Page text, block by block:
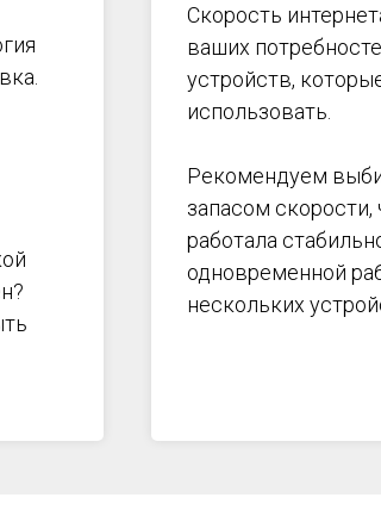
Скорость
ваших
устройств,
использовать.
Рекомендуем
запасом скорости,
работала
одновременной
нескольких